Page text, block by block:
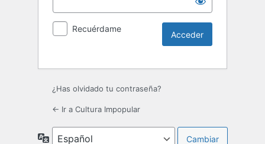
Recuérdame
¿Has olvidado tu contraseña?
← Ir a Cultura Impopular
Idioma